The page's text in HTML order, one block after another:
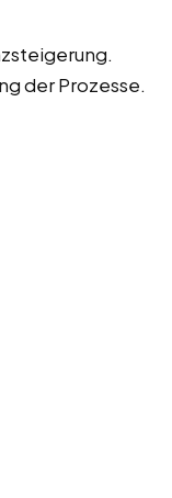
der Prozesse.